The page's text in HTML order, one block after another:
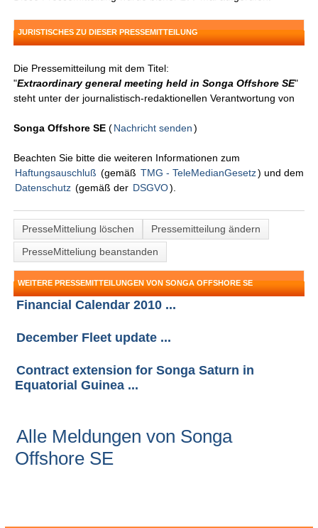
JURISTISCHES ZU DIESER PRESSEMITTEILUNG
Die Pressemitteilung mit dem Titel:
"Extraordinary general meeting held in Songa Offshore SE"
steht unter der journalistisch-redaktionellen Verantwortung von
Songa Offshore SE (Nachricht senden )
Beachten Sie bitte die weiteren Informationen zum
Haftungsauschluß (gemäß TMG - TeleMedianGesetz) und dem
Datenschutz (gemäß der DSGVO).
PresseMitteliung löschen
Pressemitteilung ändern
PresseMitteliung beanstanden
WEITERE PRESSEMITTEILUNGEN VON SONGA OFFSHORE SE
Financial Calendar 2010 ...
December Fleet update ...
Contract extension for Songa Saturn in
Equatorial Guinea ...
Alle Meldungen von Songa
Offshore SE